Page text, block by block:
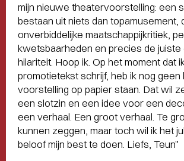
mijn nieuwe theatervoorstelling: een
bestaan uit niets dan topamusement,
onverbiddelijke maatschappijkritiek,
kwetsbaarheden en precies de juiste
hilariteit. Hoop ik. Op het moment dat
promotietekst schrijf, heb ik nog
voorstelling op papier staan. Dat wil
een slotzin en een idee voor een
een verhaal. Een groot verhaal. Te
kunnen zeggen, maar toch wil ik het
beloof mijn best te doen. Liefs, Teun”